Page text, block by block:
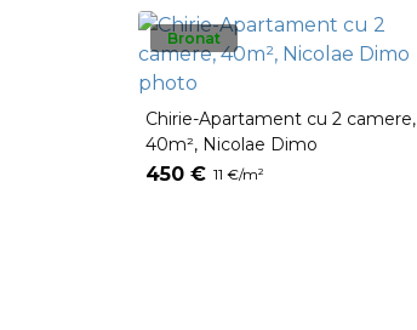
Bronat
Chirie-Apartament cu 2 camere,
40m², Nicolae Dimo
450 € 11 €/m²